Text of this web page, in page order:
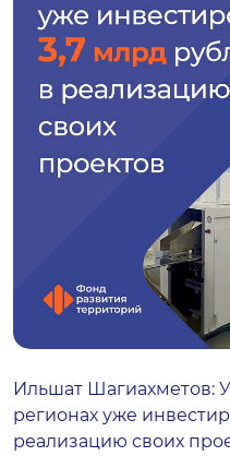
Ильшат Шагиахметов:
регионах уже
реализацию своих